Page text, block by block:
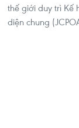
thế giới duy trì Kế
diện chung